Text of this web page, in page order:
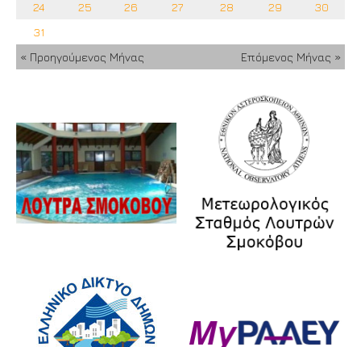
24 25 26 27 28 29
30
31
« Προηγούμενος Μήνας
Επόμενος Μήνας »